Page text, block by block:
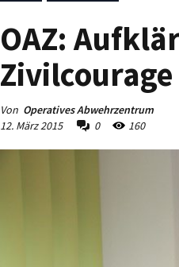
OAZ:
Zivilcourage
Von Operatives Abwehrzentrum
12. März 2015
0 160